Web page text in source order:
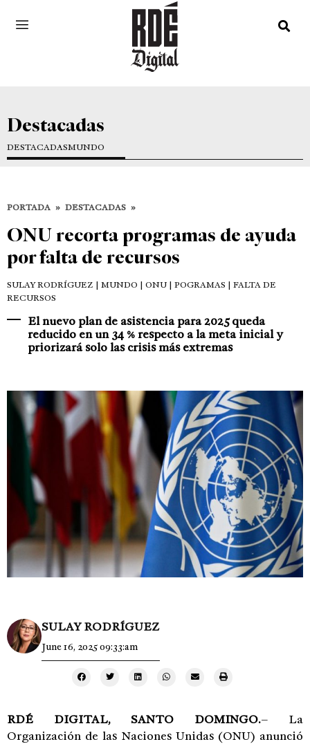
Destacadas
DESTACADASMUNDO
PORTADA » DESTACADAS »
ONU recorta programas de ayuda
por falta de recursos
SULAY RODRÍGUEZ | MUNDO | ONU | POGRAMAS | FALTA DE
RECURSOS
El nuevo plan de asistencia para 2025 queda
reducido en un 34 % respecto a la meta inicial y
priorizará solo las crisis más extremas
SULAY RODRÍGUEZ
June 16, 2025 09:33:am
RDÉ DIGITAL, SANTO DOMINGO.– La
Organización de las Naciones Unidas (ONU) anunció